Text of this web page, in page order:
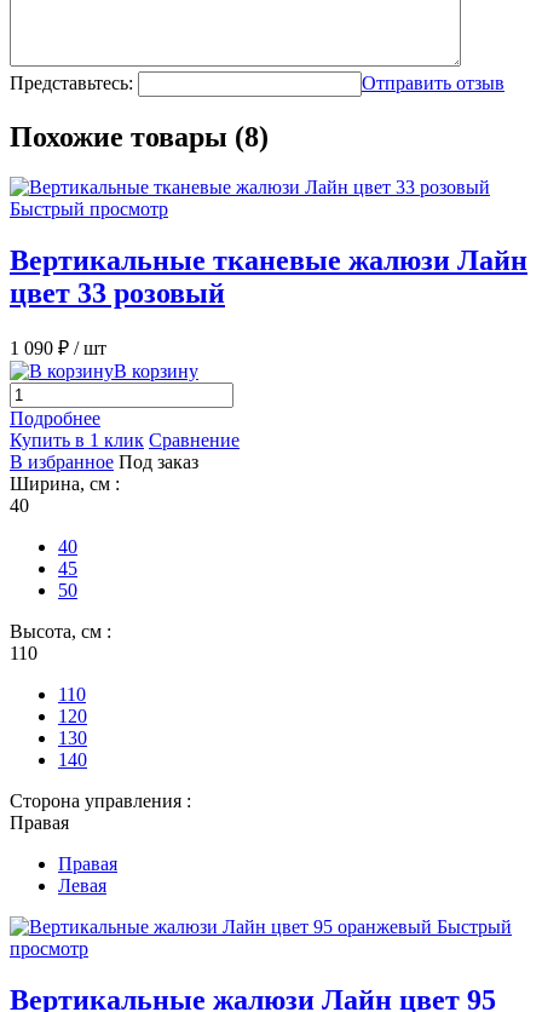
Представьтесь: Отправить отзыв
Похожие товары (8)
Быстрый просмотр
Вертикальные тканевые жалюзи Лайн
цвет 33 розовый
1 090 ₽ / шт
В корзину
Подробнее
Купить в 1 клик Сравнение
В избранное Под заказ
Ширина, см :
40
40
45
50
Высота, см :
110
110
120
130
140
Сторона управления :
Правая
Правая
Левая
Быстрый
просмотр
Вертикальные жалюзи Лайн цвет 95